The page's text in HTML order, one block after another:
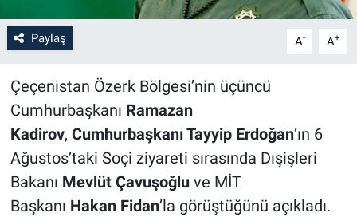
Paylaş A- A+
Çeçenistan Özerk Bölgesi’nin üçüncü
Cumhurbaşkanı Ramazan
Kadirov, Cumhurbaşkanı Tayyip Erdoğan’ın 6
Ağustos’taki Soçi ziyareti sırasında Dışişleri
Bakanı Mevlüt Çavuşoğlu ve MİT
Başkanı Hakan Fidan’la görüştüğünü açıkladı.